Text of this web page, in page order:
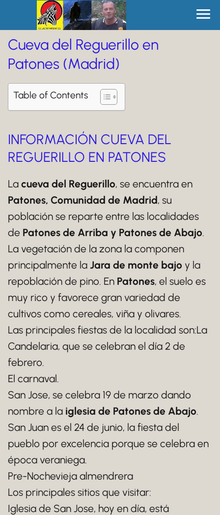
Cueva del Reguerillo en
Patones (Madrid)
Table of Contents
INFORMACIÓN CUEVA DEL
REGUERILLO EN PATONES
La cueva del Reguerillo, se encuentra en
Patones, Comunidad de Madrid, su
población se reparte entre las localidades
de Patones de Arriba y Patones de Abajo.
La vegetación de la zona la componen
principalmente la Jara de monte bajo y la
repoblación de pino. En Patones, el suelo es
muy rico y favorece gran variedad de
cultivos como cereales, viña y olivares.
Las principales fiestas de la localidad son:La
Candelaria, que se celebran el día 2 de
febrero.
El carnaval.
San Jose, se celebra 19 de marzo dando
nombre a la iglesia de Patones de Abajo.
San Juan es el 24 de junio, la fiesta del
pueblo por excelencia porque se celebra en
época veraniega.
Pre-Nochevieja almendrera
Los principales sitios que visitar:
Iglesia de San Jose, hoy en día, está